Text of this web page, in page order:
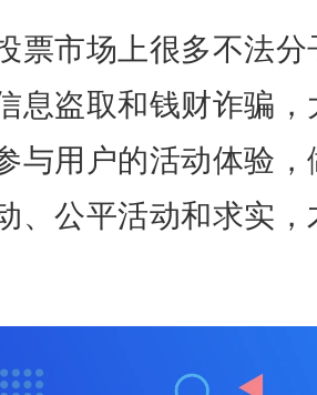
票市场上很多不法
息盗取和钱财诈骗
与用户的活动体验
、公平活动和求实